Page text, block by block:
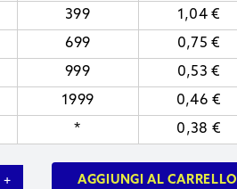
399 1,04€
699 0,75€
999 0,53€
1999 0,46€
* 0,38 €
AGGIUNGI AL CARRELLO